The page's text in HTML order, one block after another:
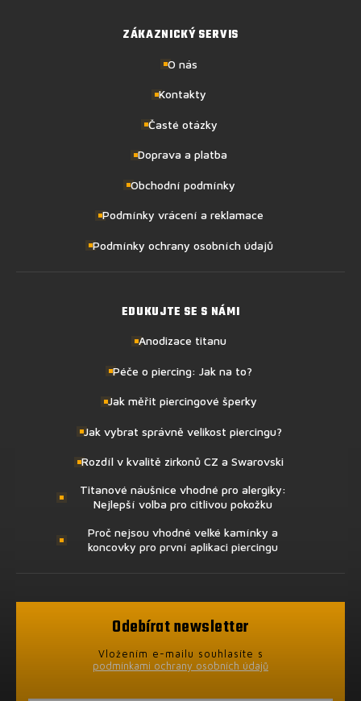
ZÁKAZNICKÝ SERVIS
O nás
Kontakty
Časté otázky
Doprava a platba
Obchodní podmínky
Podmínky vrácení a reklamace
Podmínky ochrany osobních údajů
EDUKUJTE SE S NÁMI
Anodizace titanu
Péče o piercing: Jak na to?
Jak měřit piercingové šperky
Jak vybrat správně velikost piercingu?
Rozdíl v kvalitě zirkonů CZ a Swarovski
Titanové náušnice vhodné pro alergiky:
Nejlepší volba pro citlivou pokožku
Proč nejsou vhodné velké kamínky a
koncovky pro první aplikaci piercingu
Odebírat newsletter
Vložením e-mailu souhlasíte s
podmínkami ochrany osobních údajů